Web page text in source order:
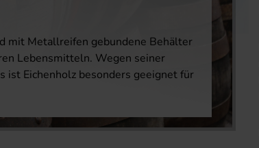
mit Metallreifen gebundene Behälter
Lebensmitteln. Wegen seiner
ist Eichenholz besonders geeignet für